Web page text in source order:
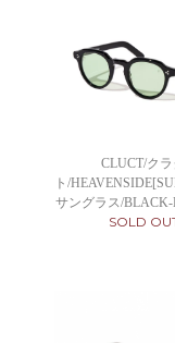
CLUCT/クラ
ト/
サングラス/BLACK-
SOLD